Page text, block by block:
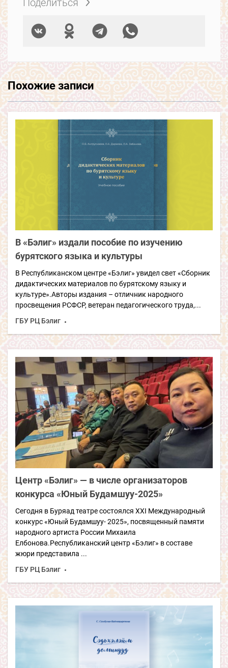
Поделиться
Похожие записи
В «Бэлиг» издали пособие по изучению
бурятского языка и культуры
В Республиканском центре «Бэлиг» увидел свет «Сборник
дидактических материалов по бурятскому языку и
культуре».Авторы издания – отличник народного
просвещения РСФСР, ветеран педагогического труда,...
ГБУ РЦ Бэлиг
Центр «Бэлиг» — в числе организаторов
конкурса «Юный Будамшуу-2025»
Сегодня в Буряад театре состоялся XXI Международный
конкурс «Юный Будамшуу- 2025», посвященный памяти
народного артиста России Михаила
Елбонова.Республиканский центр «Бэлиг» в составе
жюри представила ...
ГБУ РЦ Бэлиг